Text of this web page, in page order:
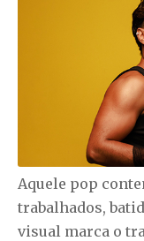
Aquele pop
trabalhados,
visual marca o